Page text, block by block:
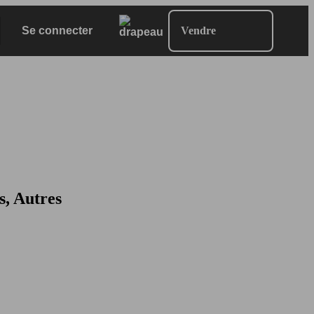
Se connecter Vendre
Autres